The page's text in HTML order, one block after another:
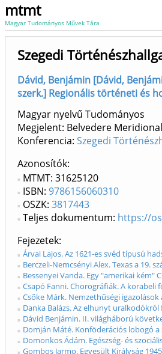
mtmt
Magyar Tudományos Művek Tára
Szegedi
Dávid, Benjámin [Dávid,
szerk.] Regionális történeti és
Magyar nyelvű Tudományos
Megjelent: Belvedere
Konferencia: Szegedi
Azonosítók
MTMT: 31625120
ISBN: 9786156060310
OSZK: 3817443
Teljes dokumentum: https://
Fejezetek
Árvai Lajos. Az 1621-es svéd típusú
Berczeli-Nemcsényi Alex. Texas a 19.
Bessenyei Vanda. Egy "amerikai kém"
Csapó Fanni. Chorográfiák. A korabeli
Csőke Márk. Nemzethűségi
Danka Balázs. Az elhunyt
Dávid Benjámin. II. világháború
Domján Máté. Konföderációs lobogó a
Domonkos Ádám. Egészség- és
Gombos Jarmo. Egyesült Királyság